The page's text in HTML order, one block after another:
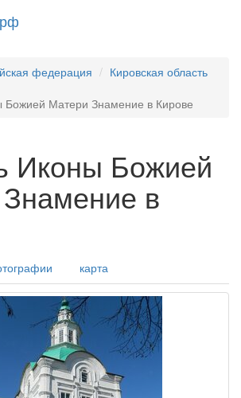
федерация
Кировская область
Божией Матери Знамение в Кирове
Иконы Божией
в
карта